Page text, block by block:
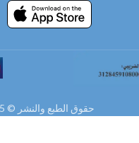
حقوق الطبع والنشر © 2025 عبق . جميع الحقوق محفوظة